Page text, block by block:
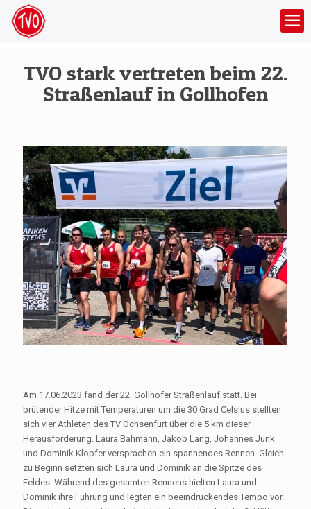
TVO stark vertreten beim 22.
Straßenlauf in Gollhofen
Am 17.06.2023 fand der 22. Gollhöfer Straßenlauf statt. Bei
brütender Hitze mit Temperaturen um die 30 Grad Celsius stellten
sich vier Athleten des TV Ochsenfurt über die 5 km dieser
Herausforderung. Laura Bahmann, Jakob Lang, Johannes Junk
und Dominik Klopfer versprachen ein spannendes Rennen. Gleich
zu Beginn setzten sich Laura und Dominik an die Spitze des
Feldes. Während des gesamten Rennens hielten Laura und
Dominik ihre Führung und legten ein beeindruckendes Tempo vor.